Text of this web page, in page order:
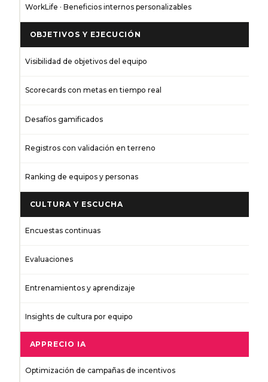
WorkLife · Beneficios internos personalizables
OBJETIVOS Y EJECUCIÓN
Visibilidad de objetivos del equipo
Scorecards con metas en tiempo real
Desafíos gamificados
Registros con validación en terreno
Ranking de equipos y personas
CULTURA Y ESCUCHA
Encuestas continuas
Evaluaciones
Entrenamientos y aprendizaje
Insights de cultura por equipo
APPRECIO IA
Optimización de campañas de incentivos